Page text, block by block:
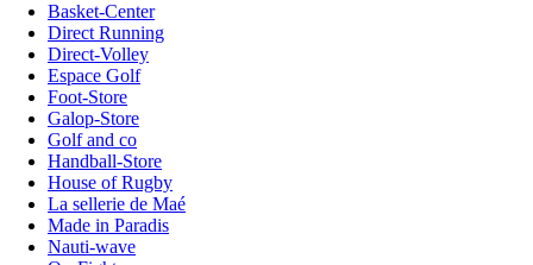
Basket-Center
Direct Running
Direct-Volley
Espace Golf
Foot-Store
Galop-Store
Golf and co
Handball-Store
House of Rugby
La sellerie de Maé
Made in Paradis
Nauti-wave